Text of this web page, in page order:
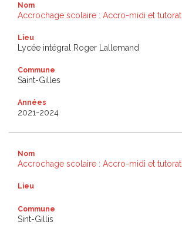
Nom
Accrochage scolaire : Accro-midi et tutorat
Lieu
Lycée intégral Roger Lallemand
Commune
Saint-Gilles
Années
2021-2024
Nom
Accrochage scolaire : Accro-midi et tutorat
Lieu
Commune
Sint-Gillis